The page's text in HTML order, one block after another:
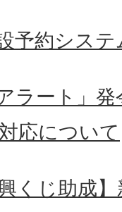
予約システ
ラート」
応について
くじ助成